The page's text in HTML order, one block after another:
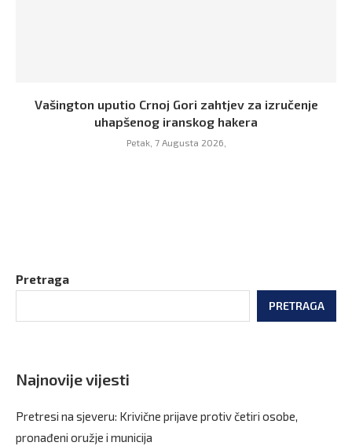
Vašington uputio Crnoj Gori zahtjev za izručenje
uhapšenog iranskog hakera
Petak, 7 Augusta 2026,
Pretraga
PRETRAGA
Najnovije vijesti
Pretresi na sjeveru: Krivične prijave protiv četiri osobe,
pronađeni oružje i municija